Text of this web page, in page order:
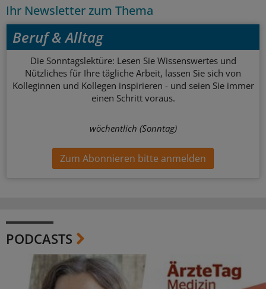
Ihr Newsletter zum Thema
Beruf & Alltag
Die Sonntagslektüre: Lesen Sie Wissenswertes und
Nützliches für Ihre tägliche Arbeit, lassen Sie sich von
Kolleginnen und Kollegen inspirieren - und seien Sie immer
einen Schritt voraus.
wöchentlich (Sonntag)
Zum Abonnieren bitte anmelden
PODCASTS